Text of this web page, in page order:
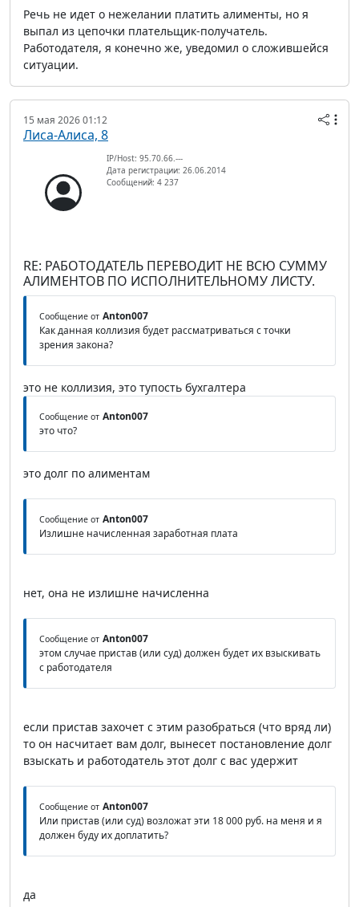
Речь не идет о нежелании платить алименты, но я
выпал из цепочки плательщик-получатель.
Работодателя, я конечно же, уведомил о сложившейся
ситуации.
15 мая 2026 01:12
Лиса-Алиса, 8
IP/Host: 95.70.66.---
Дата регистрации: 26.06.2014
Сообщений: 4 237
RE: РАБОТОДАТЕЛЬ ПЕРЕВОДИТ НЕ ВСЮ СУММУ
АЛИМЕНТОВ ПО ИСПОЛНИТЕЛЬНОМУ ЛИСТУ.
Сообщение от Anton007
Как данная коллизия будет рассматриваться с точки
зрения закона?
это не коллизия, это тупость бухгалтера
Сообщение от Anton007
это что?
это долг по алиментам
Сообщение от Anton007
Излишне начисленная заработная плата
нет, она не излишне начисленна
Сообщение от Anton007
этом случае пристав (или суд) должен будет их взыскивать
с работодателя
если пристав захочет с этим разобраться (что вряд ли)
то он насчитает вам долг, вынесет постановление долг
взыскать и работодатель этот долг с вас удержит
Сообщение от Anton007
Или пристав (или суд) возложат эти 18 000 руб. на меня и я
должен буду их доплатить?
да